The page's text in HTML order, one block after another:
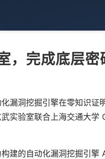
，完成底层
漏洞挖掘引擎在零知识证
实验室联合上海交通大学
建的自动化漏洞挖掘引